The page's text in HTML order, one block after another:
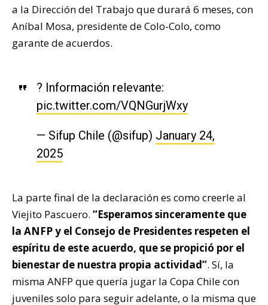
a la Dirección del Trabajo que durará 6 meses, con
Aníbal Mosa, presidente de Colo-Colo, como
garante de acuerdos.
? Información relevante:
pic.twitter.com/VQNGurjWxy
— Sifup Chile (@sifup) January 24,
2025
La parte final de la declaración es como creerle al
Viejito Pascuero. “Esperamos sinceramente que
la ANFP y el Consejo de Presidentes respeten el
espíritu de este acuerdo, que se propició por el
bienestar de nuestra propia actividad”. Sí, la
misma ANFP que quería jugar la Copa Chile con
juveniles solo para seguir adelante, o la misma que